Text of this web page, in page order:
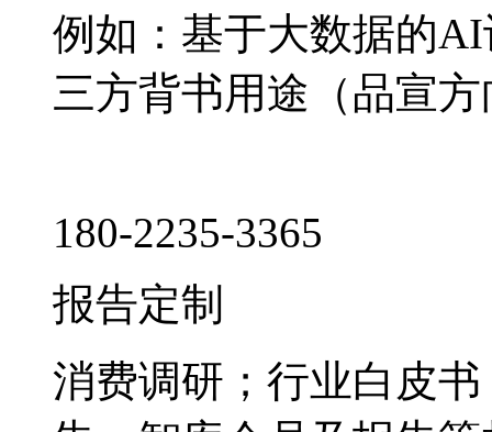
例如：基于大数据的
三方背书用途（品宣
180-2235-3365
报告定制
消费调研；行业白皮